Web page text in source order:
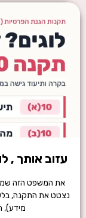
את המשפט הזה
מידע), התשע"ז-